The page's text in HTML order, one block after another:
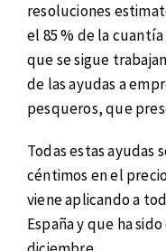
resoluciones
el 85 % de la
que se sigue
de las ayudas a
pesqueros, que
Todas estas ayudas
céntimos en el
viene aplicando a
España y que ha